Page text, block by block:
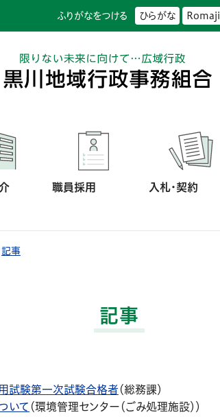
ふりがなをつける ひらがな Romaji
職員採用 入札・契約
記事
記事
試験第一次試験合格者 （総務課）
いて （環境管理センター（ごみ処理施設） ）